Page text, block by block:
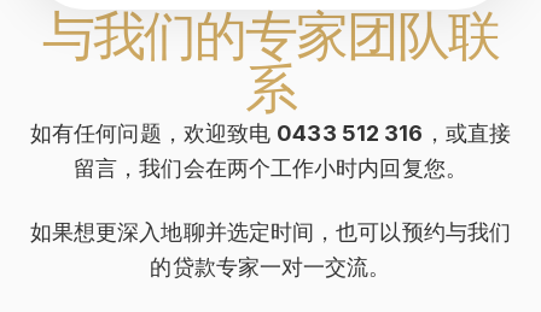
与我们的专家团队联
系
如有任何问题，欢迎致电 0433 512 316 ，或直接
留言，我们会在两个工作小时内回复您。
如果想更深入地聊并选定时间，也可以预约与我们
的贷款专家一对一交流。